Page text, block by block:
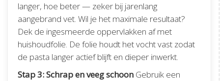
langer, hoe beter — zeker bij jarenlang
aangebrand vet. Wil je het maximale resultaat?
Dek de ingesmeerde oppervlakken af met
huishoudfolie. De folie houdt het vocht vast zodat
de pasta langer actief blijft en dieper inwerkt.
Stap 3: Schrap en veeg schoon Gebruik een